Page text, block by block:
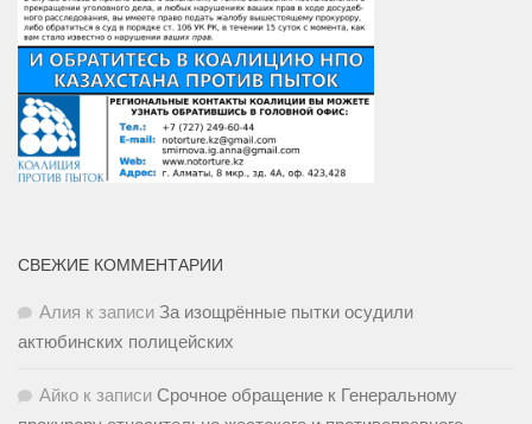
СВЕЖИЕ КОММЕНТАРИИ
Алия к записи За изощрённые пытки осудили
актюбинских полицейских
Айко к записи Срочное обращение к Генеральному